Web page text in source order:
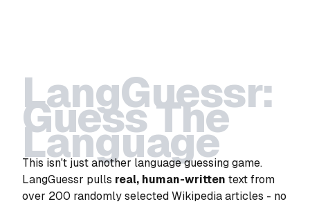
LangGuessr:
Guess The
Language
This isn't just another language guessing game.
LangGuessr pulls real, human-written text from
over 200 randomly selected Wikipedia articles - no